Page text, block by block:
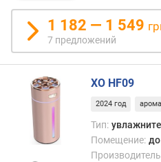
з
ы
в
а
м
п
о
д
а
1 182 — 1 549
7 предложений
XO HF09
2024 год
Тип:
Помещение: